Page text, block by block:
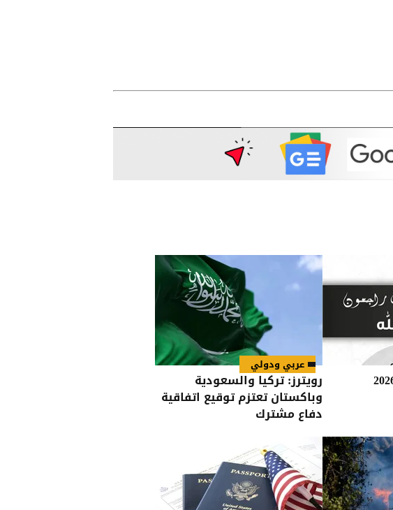
عربي ودولي
رويترز: تركيا والسعودية
وباكستان تعتزم توقيع اتفاقية
دفاع مشترك